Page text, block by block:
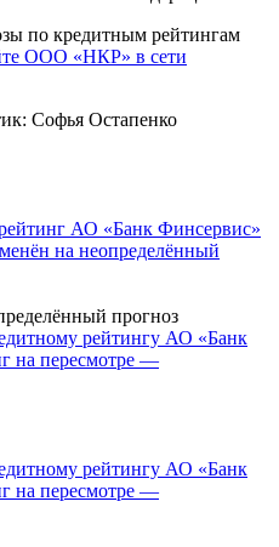
по кредитным рейтингам
ООО «НКР» в сети
Софья Остапенко
АО «Банк Финсервис»
на неопределённый
прогноз
рейтингу АО «Банк
на пересмотре —
рейтингу АО «Банк
на пересмотре —